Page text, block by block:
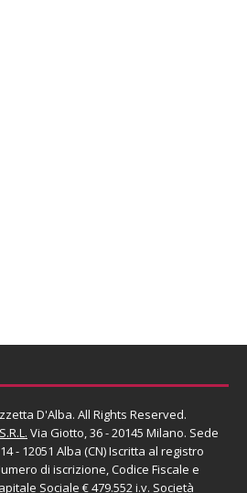
D'Alba. All Rights Reserved.
Via Giotto, 36 - 20145 Milano. Sede
- 12051 Alba (CN) Iscritta al registro
di iscrizione, Codice Fiscale e
Sociale € 479.552 i.v. Società